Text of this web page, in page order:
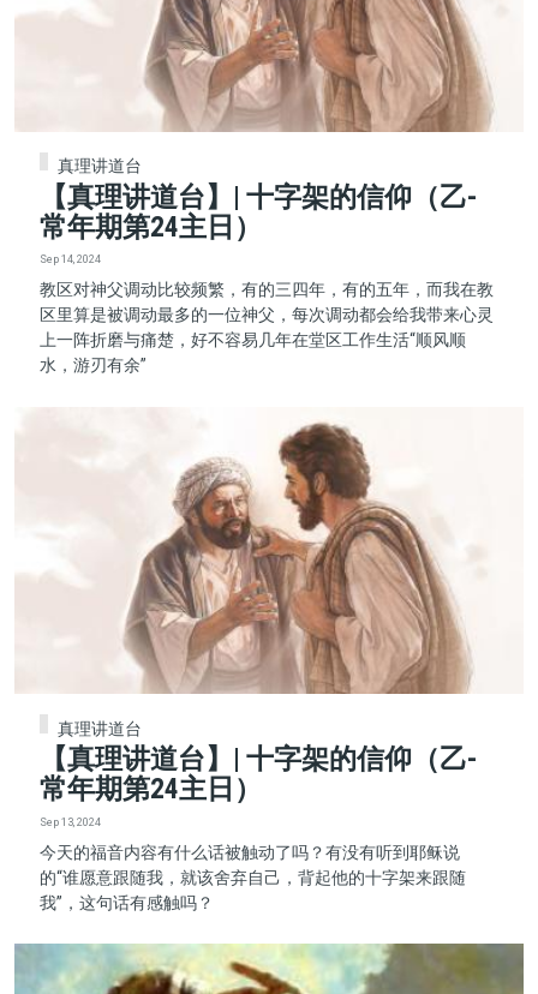
真理讲道台
【真理讲道台】| 十字架的信仰（乙-
常年期第24主日）
Sep 14, 2024
教区对神父调动比较频繁，有的三四年，有的五年，而我在教
区里算是被调动最多的一位神父，每次调动都会给我带来心灵
上一阵折磨与痛楚，好不容易几年在堂区工作生活“顺风顺
水，游刃有余”
真理讲道台
【真理讲道台】| 十字架的信仰（乙-
常年期第24主日）
Sep 13, 2024
今天的福音内容有什么话被触动了吗？有没有听到耶稣说
的“谁愿意跟随我，就该舍弃自己，背起他的十字架来跟随
我”，这句话有感触吗？